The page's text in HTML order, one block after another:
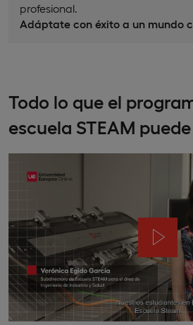
profesional.
Adáptate con éxito a un mundo
Todo lo que el
escuela STEAM